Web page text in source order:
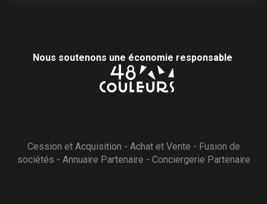
Nous soutenons une économie responsable
Cession et Acquisition - Achat et Vente - Fusion de
sociétés - Annuaire Partenaire - Conciergerie Partenaire